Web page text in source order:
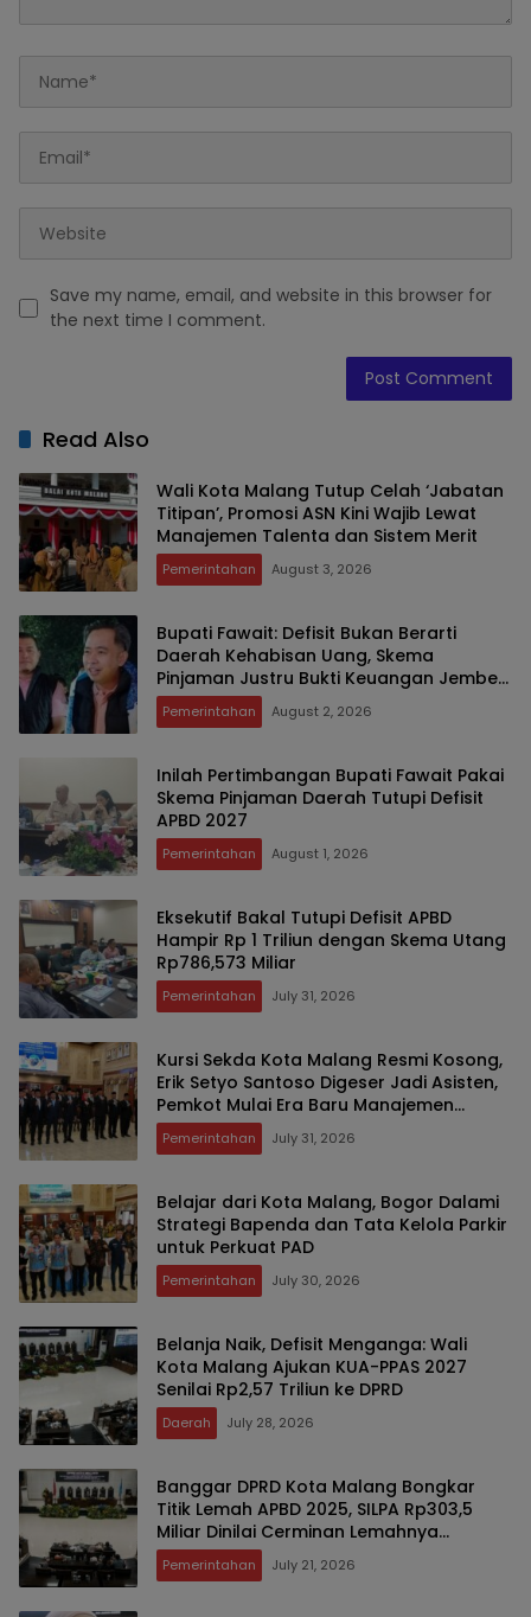
Save my name, email, and website in this browser for
the next time I comment.
Read Also
Wali Kota Malang Tutup Celah ‘Jabatan
Titipan’, Promosi ASN Kini Wajib Lewat
Manajemen Talenta dan Sistem Merit
Pemerintahan August 3, 2026
Bupati Fawait: Defisit Bukan Berarti
Daerah Kehabisan Uang, Skema
Pinjaman Justru Bukti Keuangan Jember
Sehat
Pemerintahan August 2, 2026
Inilah Pertimbangan Bupati Fawait Pakai
Skema Pinjaman Daerah Tutupi Defisit
APBD 2027
Pemerintahan August 1, 2026
Eksekutif Bakal Tutupi Defisit APBD
Hampir Rp 1 Triliun dengan Skema Utang
Rp786,573 Miliar
Pemerintahan July 31, 2026
Kursi Sekda Kota Malang Resmi Kosong,
Erik Setyo Santoso Digeser Jadi Asisten,
Pemkot Mulai Era Baru Manajemen
Talenta
Pemerintahan July 31, 2026
Belajar dari Kota Malang, Bogor Dalami
Strategi Bapenda dan Tata Kelola Parkir
untuk Perkuat PAD
Pemerintahan July 30, 2026
Belanja Naik, Defisit Menganga: Wali
Kota Malang Ajukan KUA-PPAS 2027
Senilai Rp2,57 Triliun ke DPRD
Daerah July 28, 2026
Banggar DPRD Kota Malang Bongkar
Titik Lemah APBD 2025, SILPA Rp303,5
Miliar Dinilai Cerminan Lemahnya
Perencanaan dan Serapan Anggaran
Pemerintahan July 21, 2026